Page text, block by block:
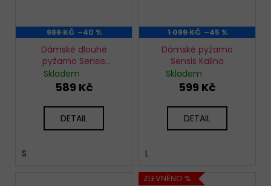
989 KČ –40 %
Dámské dlouhé
pyžamo Sensis
Raquelle
Skladem
589 Kč
DETAIL
S
1 099 KČ –45 %
Dámské pyžamo
Sensis Kalina
Skladem
599 Kč
DETAIL
L
ZLEVNĚNO %